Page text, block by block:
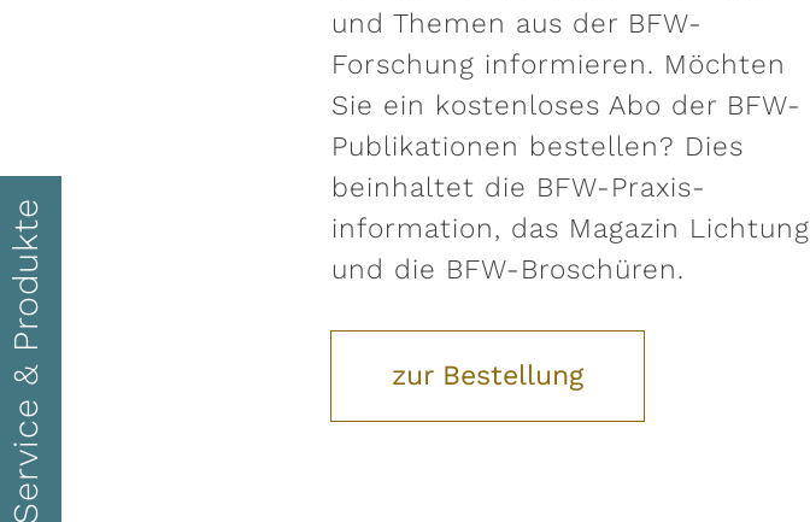
Service & Produkte
und Themen aus der BFW-
Forschung informieren. Möchten
Sie ein kostenloses Abo der BFW-
Publikationen bestellen? Dies
beinhaltet die BFW-Praxis-
information, das Magazin Lichtung
und die BFW-Broschüren.
zur Bestellung